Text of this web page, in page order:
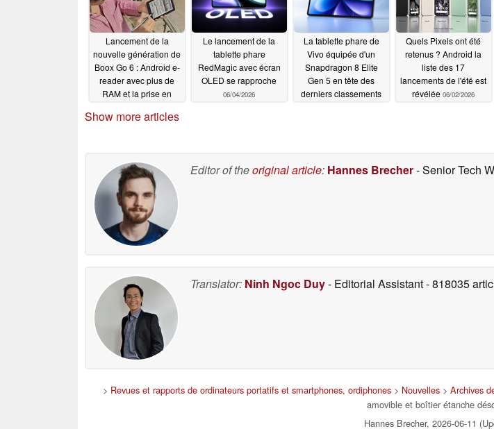
06/14/2026
Lancement de la
nouvelle génération de
Boox Go 6 : Android e-
reader avec plus de
RAM et la prise en
06/08/2026
Le lancement de la
tablette phare
RedMagic avec écran
OLED se rapproche
06/04/2026
La tablette phare de
Vivo équipée d'un
Snapdragon 8 Elite
Gen 5 en tête des
derniers classements
Quels Pixels ont été
retenus ? Android la
liste des 17
lancements de l'été est
révélée 06/02/2026
Show more articles
Editor of theoriginal article: Hannes Brecher- Senior Tech
Translator: Ninh Ngoc Duy- Editorial Assistant- 818035
> Revues et rapports de ordinateurs portatifs et smartphones, ordiphones> Nouvelles> Archives
amovible et boîtier étanche
Hannes Brecher, 2026-06-11